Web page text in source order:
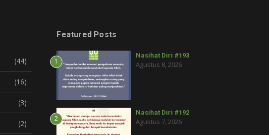
(44)
(16)
(3)
(2)
Featured Posts
1
Nasihat Diri #193
Agustus 8, 2026
2
Nasihat Diri #192
Agustus 7, 2026